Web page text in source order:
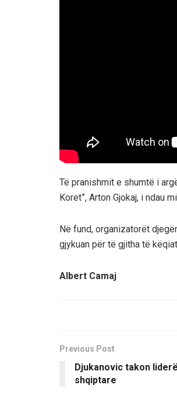
Të pranishmit e shumtë i
Koret”, Arton Gjokaj, i ndau
Në fund, organizatorët
gjykuan për të gjitha të
Albert Camaj
Previous Post
Djukanovic takon
shqiptare